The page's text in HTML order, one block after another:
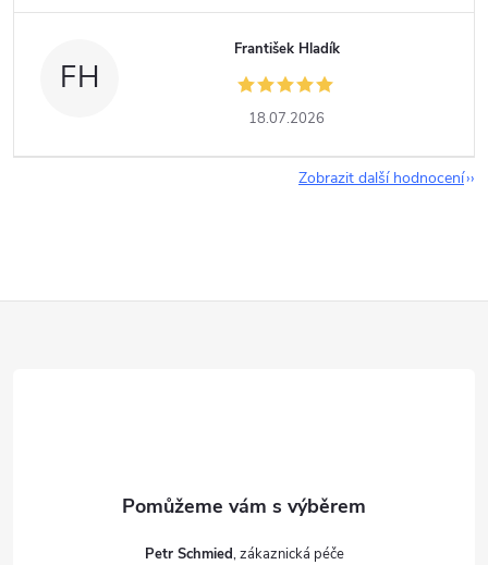
FH
František Hladík
18.07.2026
Zobrazit další hodnocení
Petr Schmied